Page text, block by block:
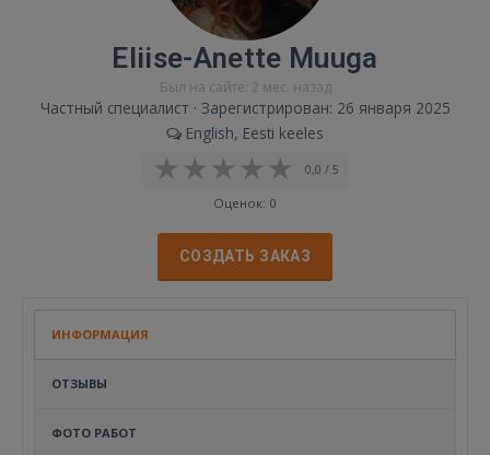
Eliise-Anette Muuga
Был на сайте: 2 мес. назад
Частный специалист · Зарегистрирован: 26 января 2025
English, Eesti keeles
0,0 / 5
Оценок: 0
СОЗДАТЬ ЗАКАЗ
ИНФОРМАЦИЯ
ОТЗЫВЫ
ФОТО РАБОТ